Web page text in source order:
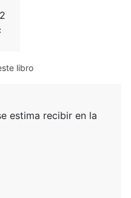
libro
estima recibir en la